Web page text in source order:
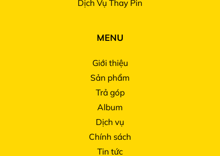
Dịch Vụ Thay Pin
MENU
Giới thiệu
Sản phẩm
Trả góp
Album
Dịch vụ
Chính sách
Tin tức